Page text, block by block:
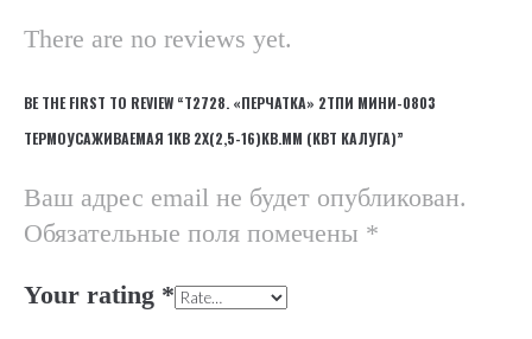
There are no reviews yet.
BE THE FIRST TO REVIEW “Т2728. «ПЕРЧАТКА» 2ТПИ МИНИ-0803
ТЕРМОУСАЖИВАЕМАЯ 1КВ 2Х(2,5-16)КВ.ММ (КВТ КАЛУГА)”
Ваш адрес email не будет опубликован.
Обязательные поля помечены *
Your rating *